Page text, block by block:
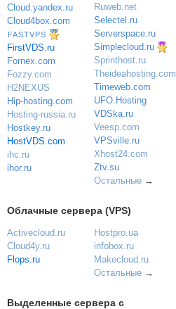
Cloud.yandex.ru
Cloud4box.com
FASTVPS
FirstVDS.ru
Fornex.com
Fozzy.com
H2NEXUS
Hip-hosting.com
Hosting-russia.ru
Hostkey.ru
HostVDS.com
ihc.ru
ihor.ru
Ruweb.net
Selectel.ru
Serverspace.ru
Simplecloud.ru
Sprinthost.ru
Theideahosting.com
Timeweb.com
UFO.Hosting
VDSka.ru
Veesp.com
VPSville.ru
Xhost24.com
Ztv.su
Остальные→
Облачные сервера (VPS)
Activecloud.ru
Cloud4y.ru
Flops.ru
Hostpro.ua
infobox.ru
Makecloud.ru
Остальные→
Выделенные сервера с